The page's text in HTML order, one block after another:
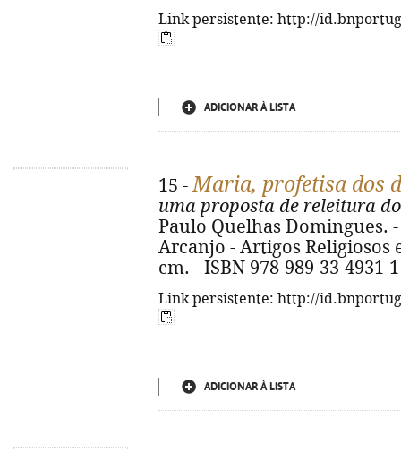
Link persistente: http://
ADICIONAR À LISTA
15 -Maria, profetisa dos
uma proposta de releitura
Paulo Quelhas Domingues.
Arcanjo - Artigos Religiosos
cm. - ISBN 978-989-33-4931-1
Link persistente: http://
ADICIONAR À LISTA